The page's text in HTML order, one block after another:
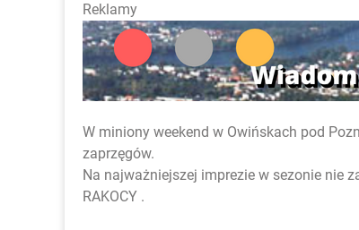
Reklamy
W miniony weekend w Owińskach pod
zaprzęgów.
Na najważniejszej imprezie w sezonie nie
RAKOCY .